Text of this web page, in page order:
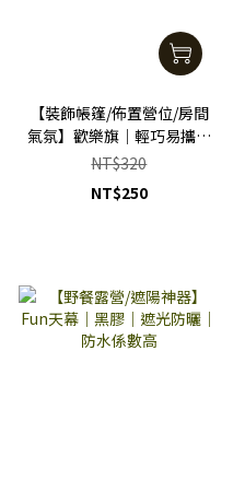
【裝飾帳篷/佈置營位/房間
氣氛】歡樂旗｜輕巧易攜又
防水｜配色時尚｜氛圍營造
NT$320
NT$250